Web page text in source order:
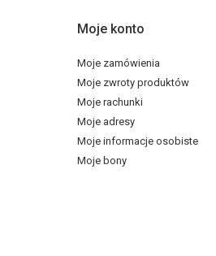
Moje konto
Moje zamówienia
Moje zwroty produktów
Moje rachunki
Moje adresy
Moje informacje osobiste
Moje bony